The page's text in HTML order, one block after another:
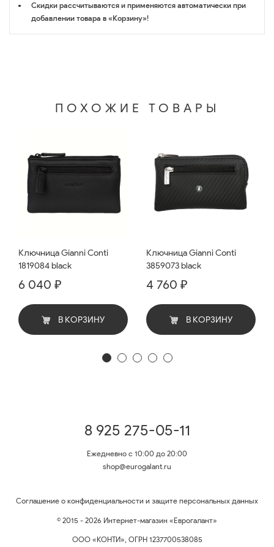
Скидки рассчитываются и применяются автоматически при
добавлении товара в «Корзину»!
ПОХОЖИЕ ТОВАРЫ
Ключница Gianni Conti
1819084 black
6 040 ₽
В КОРЗИНУ
Ключница Gianni Conti
3859073 black
4 760 ₽
В КОРЗИНУ
8 925 275-05-11
Ежедневно с 10:00 до 20:00
shop@eurogalant.ru
Соглашение о конфиденциальности и защите персональных данных
© 2015 - 2026 Интернет-магазин «Еврогалант»
ООО «КОНТИ», ОГРН 1237700538085